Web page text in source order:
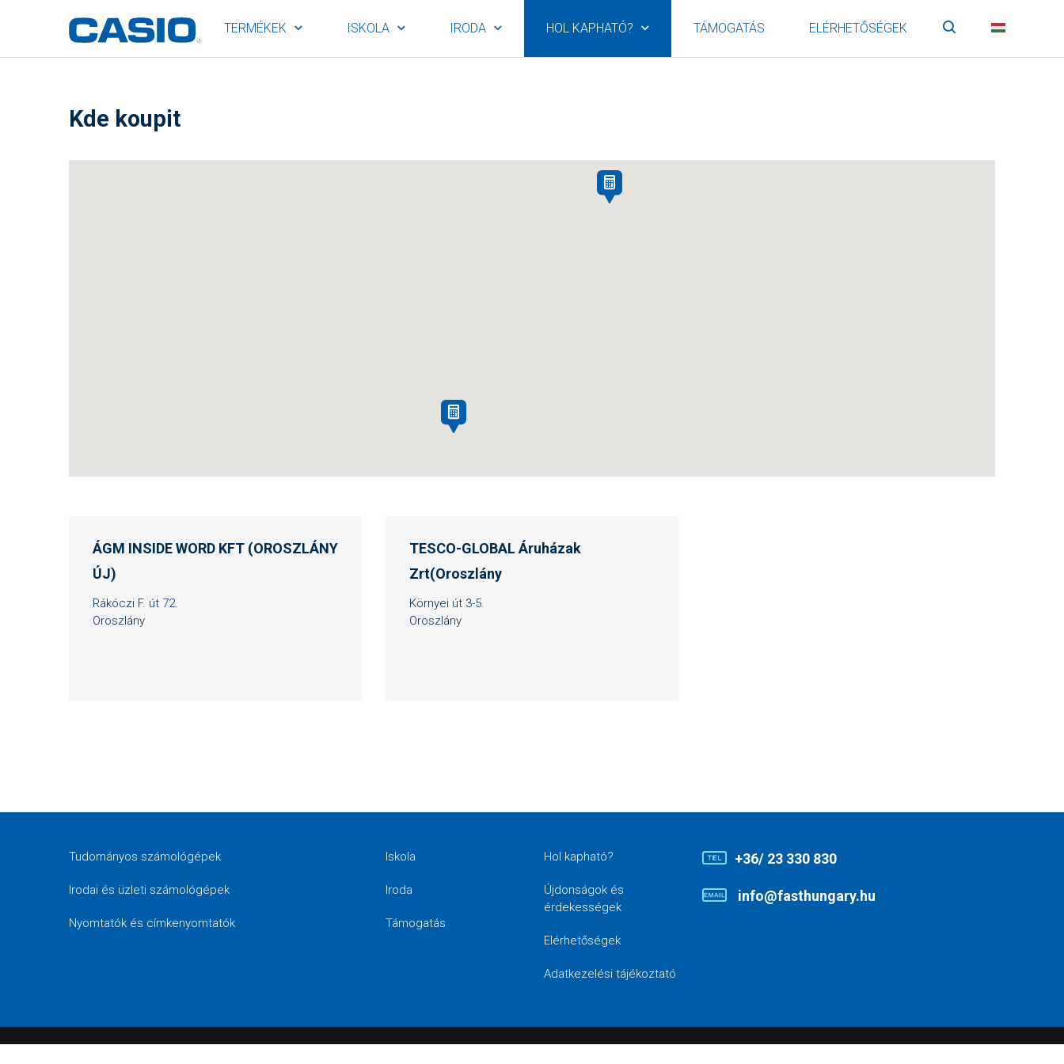
TERMÉKEK ISKOLA IRODA HOL KAPHATÓ? TÁMOGATÁS ELÉRHETŐSÉGEK Keresés
Kde koupit
ÁGM INSIDE WORD KFT (OROSZLÁNY
ÚJ)
Rákóczi F. út 72.
Oroszlány
TESCO-GLOBAL Áruházak
Zrt(Oroszlány
Környei út 3-5.
Oroszlány
Tudományos számológépek
Irodai és üzleti számológépek
Nyomtatók és címkenyomtatók
Iskola
Iroda
Támogatás
Hol kapható?
Újdonságok és
érdekességek
Elérhetőségek
Adatkezelési tájékoztató
+36/ 23 330 830
info@fasthungary.hu